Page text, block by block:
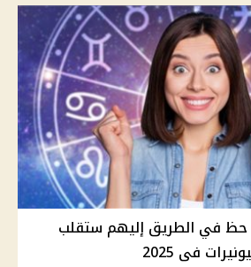
حظ في الطريق إليهم ستقلب
فى 2025